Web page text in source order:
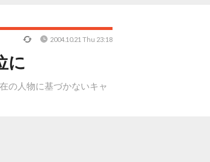
に
の人物に基づかないキャ
2004.10.21 Thu 23:18